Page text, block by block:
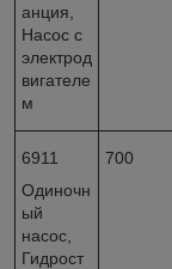
анция,
Насос с
электрод
вигателе
м
6911
Одиночн
ый
насос,
Гидрост
700